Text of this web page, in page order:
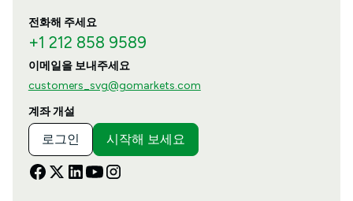
전화해 주세요
+1 212 858 9589
이메일을 보내주세요
customers_svg@gomarkets.com
계좌 개설
로그인 시작해 보세요